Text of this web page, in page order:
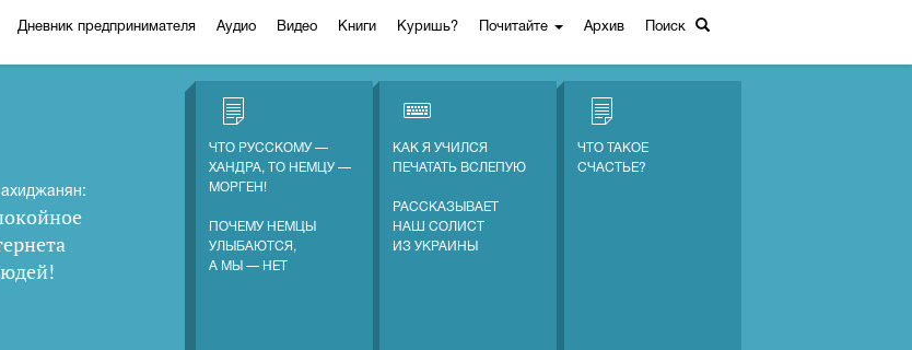
Дневник предпринимателя Аудио Видео Книги Куришь? Почитайте Архив Поиск
!
ЧТО РУССКОМУ —
ХАНДРА, ТО НЕМЦУ —
МОРГЕН!
ПОЧЕМУ НЕМЦЫ
УЛЫБАЮТСЯ,
А МЫ — НЕТ
КАК Я УЧИЛСЯ
ПЕЧАТАТЬ ВСЛЕПУЮ
РАССКАЗЫВАЕТ
НАШ СОЛИСТ
ИЗ УКРАИНЫ
ЧТО ТАКОЕ
СЧАСТЬЕ?